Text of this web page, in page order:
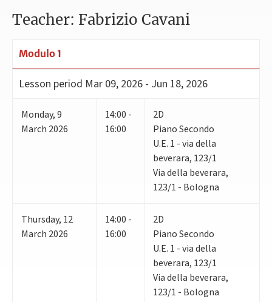
Teacher: Fabrizio Cavani
Modulo 1
Lesson period Mar 09, 2026 - Jun 18, 2026
Monday,9
March 2026
14:00 -
16:00
2D
Piano Secondo
U.E. 1 - via della
beverara, 123/1
Via della beverara,
123/1 - Bologna
Thursday, 12
March 2026
14:00 -
16:00
2D
Piano Secondo
U.E. 1 - via della
beverara, 123/1
Via della beverara,
123/1 - Bologna